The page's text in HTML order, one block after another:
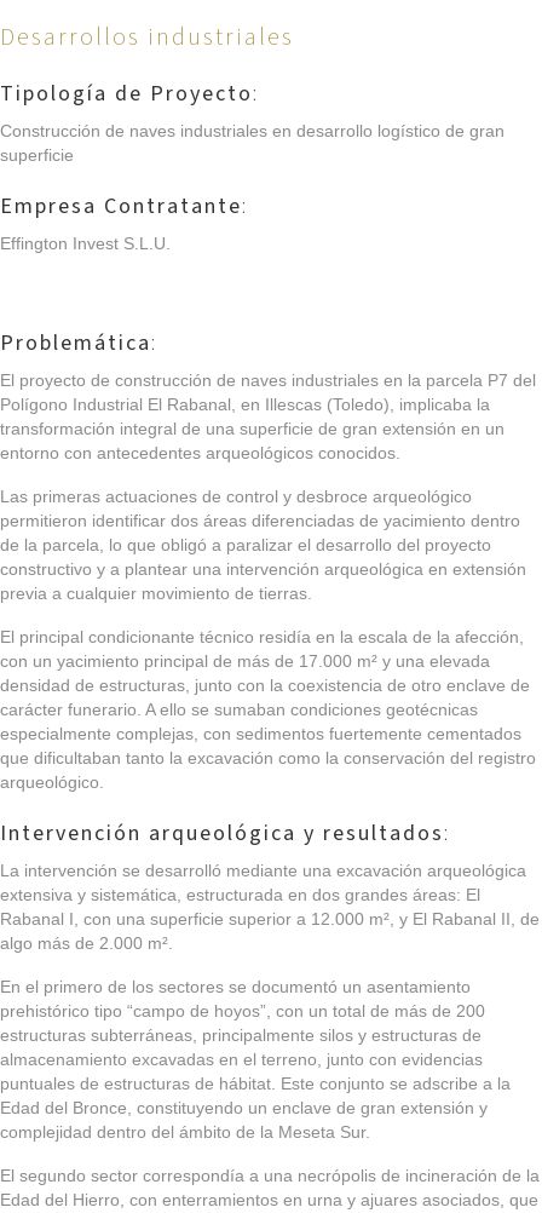
Desarrollos industriales
Tipología de Proyecto:
Construcción de naves industriales en desarrollo logístico de gran
superficie
Empresa Contratante:
Effington Invest S.L.U.
Problemática:
El proyecto de construcción de naves industriales en la parcela P7 del
Polígono Industrial El Rabanal, en Illescas (Toledo), implicaba la
transformación integral de una superficie de gran extensión en un
entorno con antecedentes arqueológicos conocidos.
Las primeras actuaciones de control y desbroce arqueológico
permitieron identificar dos áreas diferenciadas de yacimiento dentro
de la parcela, lo que obligó a paralizar el desarrollo del proyecto
constructivo y a plantear una intervención arqueológica en extensión
previa a cualquier movimiento de tierras.
El principal condicionante técnico residía en la escala de la afección
con un yacimiento principal de más de 17.000 m² y una elevada
densidad de estructuras, junto con la coexistencia de otro enclave de
carácter funerario. A ello se sumaban condiciones geotécnicas
especialmente complejas, con sedimentos fuertemente cementados
que dificultaban tanto la excavación como la conservación del registro
arqueológico.
Intervención arqueológica y resultados:
La intervención se desarrolló mediante una excavación arqueológica
extensiva y sistemática, estructurada en dos grandes áreas: El
Rabanal I , con una superficie superior a 12.000 m², y El Rabanal II , de
algo más de 2.000 m².
En el primero de los sectores se documentó un asentamiento
prehistórico tipo “campo de hoyos”, con un total de más de 200
estructuras subterráneas , principalmente silos y estructuras de
almacenamiento excavadas en el terreno, junto con evidencias
puntuales de estructuras de hábitat. Este conjunto se adscribe a la
Edad del Bronce , constituyendo un enclave de gran extensión y
complejidad dentro del ámbito de la Meseta Sur.
El segundo sector correspondía a una necrópolis de incineración de la
Edad del Hierro , con enterramientos en urna y ajuares asociados, que